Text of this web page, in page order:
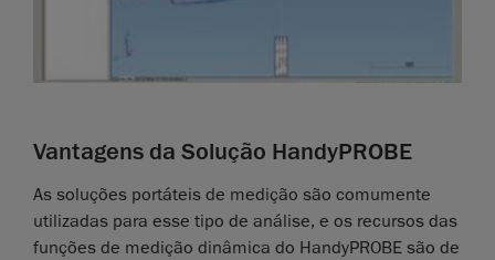
Vantagens da Solução HandyPROBE
As soluções portáteis de medição são comumente
utilizadas para esse tipo de análise, e os recursos das
funções de medição dinâmica do HandyPROBE são de